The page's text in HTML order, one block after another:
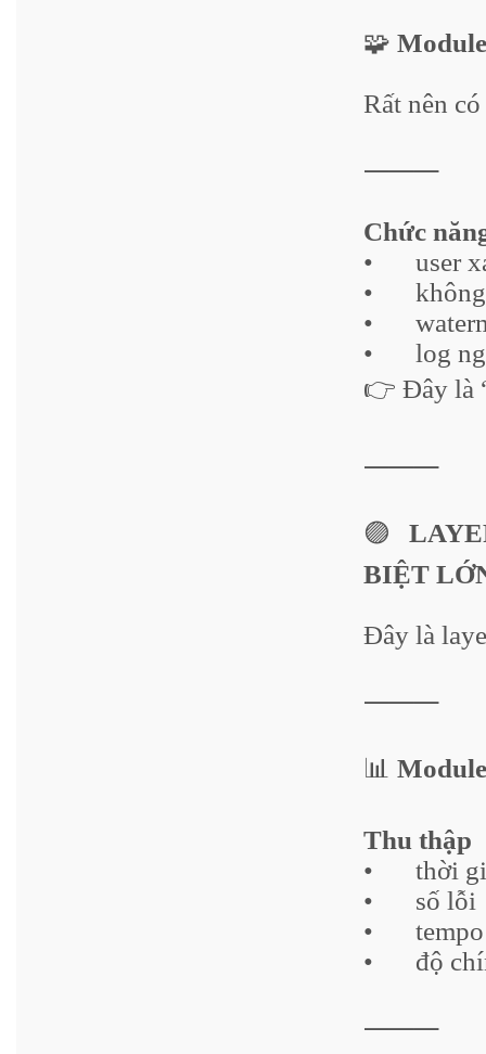
🧩
Rất nên
⸻
Chức
•
user
•
•
•
log
👉 Đây là
⸻
🟣
BIỆT
Đây là
⸻
📊
Thu thập
•
thời
•
số lỗi
•
•
độ
⸻